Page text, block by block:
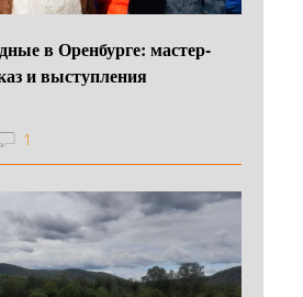
в Оренбурге: мастер-
и выступления
1